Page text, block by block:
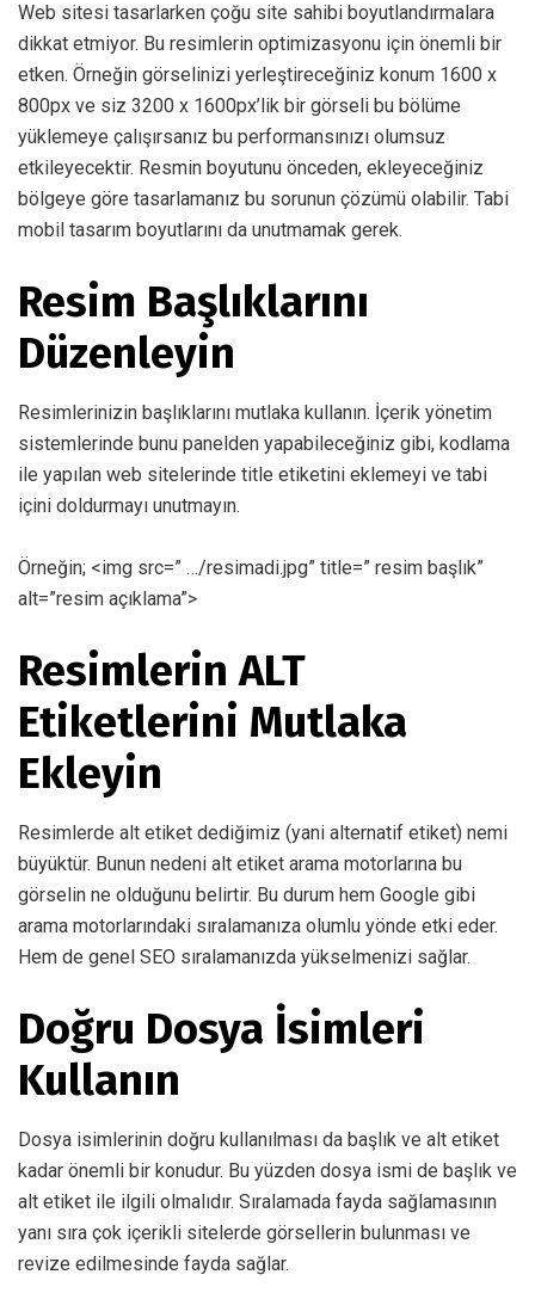
Web sitesi tasarlarken çoğu site sahibi boyutlandırmalara
dikkat etmiyor. Bu resimlerin optimizasyonu için önemli bir
etken. Örneğin görselinizi yerleştireceğiniz konum 1600 x
800px ve siz 3200 x 1600px’lik bir görseli bu bölüme
yüklemeye çalışırsanız bu performansınızı olumsuz
etkileyecektir. Resmin boyutunu önceden, ekleyeceğiniz
bölgeye göre tasarlamanız bu sorunun çözümü olabilir. Tabi
mobil tasarım boyutlarını da unutmamak gerek.
Resim Başlıklarını
Düzenleyin
Resimlerinizin başlıklarını mutlaka kullanın. İçerik yönetim
sistemlerinde bunu panelden yapabileceğiniz gibi, kodlama
ile yapılan web sitelerinde title etiketini eklemeyi ve tabi
içini doldurmayı unutmayın.
Örneğin; <img src=” …/resimadi.jpg” title=” resim başlık”
alt=”resim açıklama”>
Resimlerin ALT
Etiketlerini Mutlaka
Ekleyin
Resimlerde alt etiket dediğimiz (yani alternatif etiket) nemi
büyüktür. Bunun nedeni alt etiket arama motorlarına bu
görselin ne olduğunu belirtir. Bu durum hem Google gibi
arama motorlarındaki sıralamanıza olumlu yönde etki eder.
Hem de genel SEO sıralamanızda yükselmenizi sağlar.
Doğru Dosya İsimleri
Kullanın
Dosya isimlerinin doğru kullanılması da başlık ve alt etiket
kadar önemli bir konudur. Bu yüzden dosya ismi de başlık ve
alt etiket ile ilgili olmalıdır. Sıralamada fayda sağlamasının
yanı sıra çok içerikli sitelerde görsellerin bulunması ve
revize edilmesinde fayda sağlar.